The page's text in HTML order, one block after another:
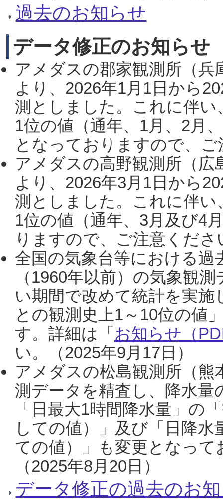
過去のお知らせ
データ修正のお知らせ
アメダスの郡家観測所（
より、2026年1月1日から
測としました。これに伴い
1位の値（通年、1月、2月
となっておりますので、
アメダスの高野観測所（
より、2026年3月1日から
測としました。これに伴い
1位の値（通年、3月及び4
りますので、ご注意くだ
全国の気象台等における過
（1960年以前）の気象観
い期間で改めて統計を実
との観測史上1～10位の値
す。詳細は「 お知らせ（
い。（2025年9月17日）
アメダスの松島観測所（熊
測データを精査し、降水
「日最大1時間降水量」の
しての値）」及び「日降
ての値）」も変更となっ
（2025年8月20日）
データ修正の過去のお